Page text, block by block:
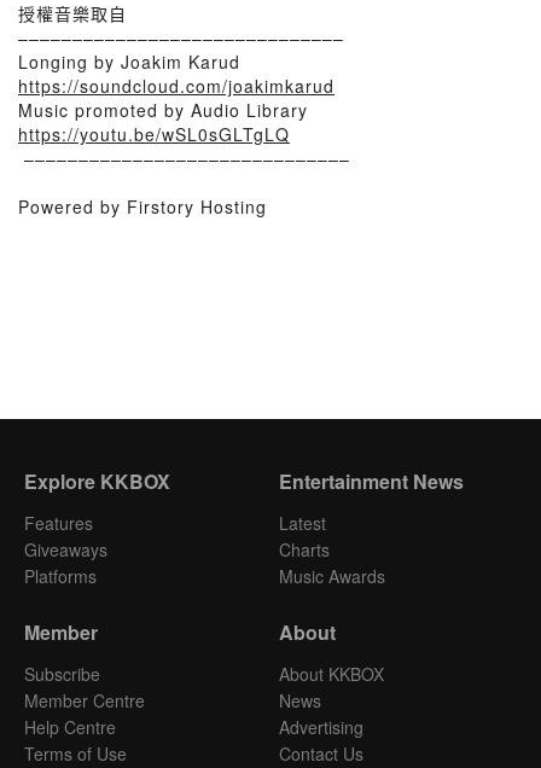
授權音樂取自
––––––––––––––––––––––––––––––
Longing by Joakim Karud
https://soundcloud.com/joakimkarud​
Music promoted by Audio Library
https://youtu.be/wSL0sGLTgLQ
​ ––––––––––––––––––––––––––––––
Powered by Firstory Hosting
Explore KKBOX
Features
Giveaways
Platforms
Entertainment News
Latest
Charts
Music Awards
Member
Subscribe
Member Centre
Help Centre
Terms of Use
About
About KKBOX
News
Advertising
Contact Us